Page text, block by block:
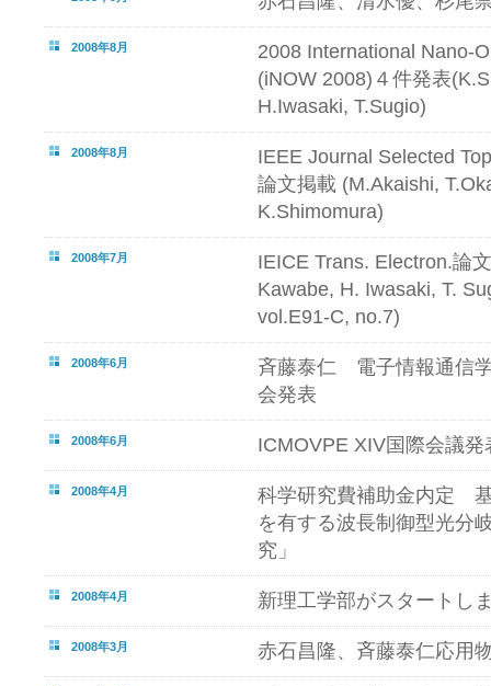
2008年8月
2008 International Nano-
(iNOW 2008)４件発表
H.Iwasaki, T.Sugio)
2008年8月
IEEE Journal Selected
論文掲載 (M.Akaishi,
K.Shimomura)
2008年7月
IEICE Trans. Electron.論
Kawabe, H. Iwasaki, T.
vol.E91-C, no.7)
2008年6月
斉藤泰仁 電子情報通信
会発表
2008年6月 ICMOVPE XIV国際会議
2008年4月
科学研究費補助金内定
を有する波長制御型光分
究」
2008年4月 新理工学部がスタートし
2008年3月 赤石昌隆、斉藤泰仁応用